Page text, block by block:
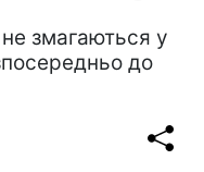
змагаються у
до